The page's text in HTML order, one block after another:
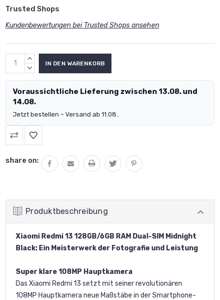
Trusted Shops
Kundenbewertungen bei Trusted Shops ansehen
MENGE
ERHÖHEN:
MENGE
Voraussichtliche Lieferung zwischen 13.08. und
14.08.
Jetzt bestellen – Versand ab 11.08..
share on:
Produktbeschreibung
Xiaomi Redmi 13 128GB/6GB RAM Dual-SIM Midnight
Black: Ein Meisterwerk der Fotografie und Leistung
Super klare 108MP Hauptkamera
Das Xiaomi Redmi 13 setzt mit seiner revolutionären
108MP Hauptkamera neue Maßstäbe in der Smartphone-